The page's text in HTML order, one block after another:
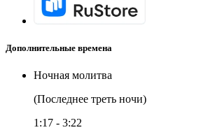
Дополнительные времена
Ночная молитва
(Последнее треть ночи)
1:17 - 3:22